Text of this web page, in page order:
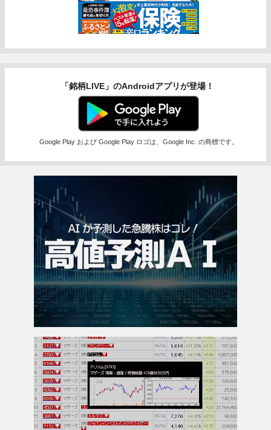
「銘柄LIVE」のAndroidアプリが登場！
Google Play および Google Play ロゴは、Google Inc. の商標です。